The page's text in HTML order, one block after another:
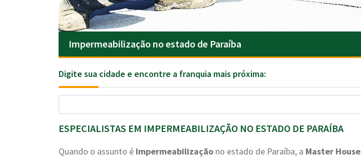
Impermeabilização no estado de Paraíba
Digite sua cidade e encontre a franquia mais próxima:
ESPECIALISTAS EM IMPERMEABILIZAÇÃO NO ESTADO DE PARAÍBA
Quando o assunto é Impermeabilização no estado de Paraíba, a Master House